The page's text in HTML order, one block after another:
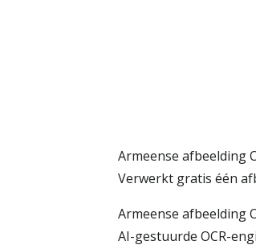
Armeense afbeelding
Verwerkt gratis één
Armeense afbeelding
AI-gestuurde OCR-